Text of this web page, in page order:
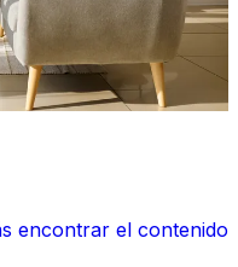
encontrar el contenido